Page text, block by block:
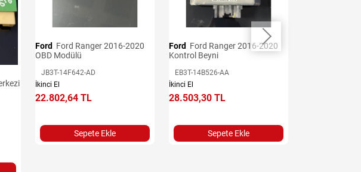
Ford
OBD Modülü
JB3T-14F642-AD
İkinci El
22.802,64 TL
Sepete Ekle
Ford
Kontrol Beyni
EB3T-14B526-AA
İkinci El
28.503,30 TL
Sepete Ekle